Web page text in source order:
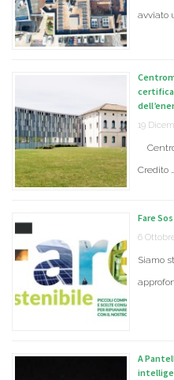
avviato
19
Credito …
Fare
6
Siamo
A